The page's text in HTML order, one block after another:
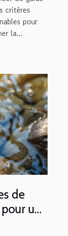
critères
pour
la...
de
une